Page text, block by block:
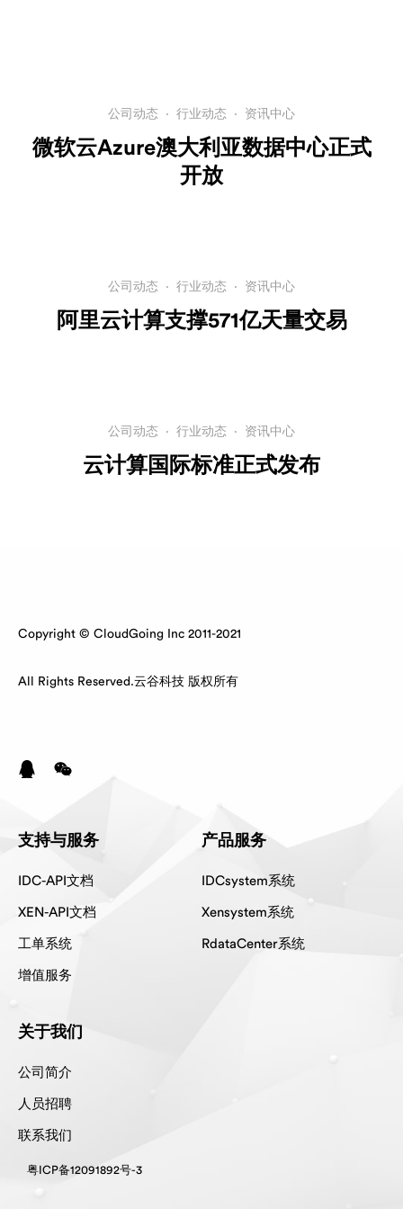
公司动态 · 行业动态 · 资讯中心
微软云Azure澳大利亚数据中心正式
开放
公司动态 · 行业动态 · 资讯中心
阿里云计算支撑571亿天量交易
公司动态 · 行业动态 · 资讯中心
云计算国际标准正式发布
Copyright © CloudGoing Inc 2011-2021
All Rights Reserved.云谷科技 版权所有
支持与服务
IDC-API文档
XEN-API文档
工单系统
增值服务
产品服务
IDCsystem系统
Xensystem系统
RdataCenter系统
关于我们
公司简介
人员招聘
联系我们
粤ICP备12091892号-3